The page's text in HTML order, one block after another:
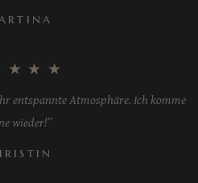
entspannte Atmosphäre. Ich komme
wieder!”